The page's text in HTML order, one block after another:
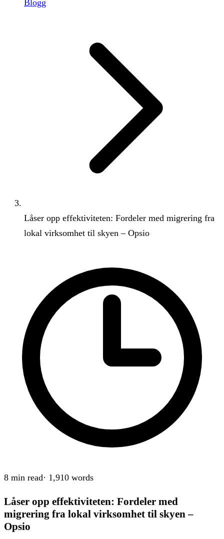
Blogg
Låser opp effektiviteten: Fordeler med migrering fra
lokal virksomhet til skyen – Opsio
8 min read· 1,910 words
Låser opp effektiviteten: Fordeler med
migrering fra lokal virksomhet til skyen –
Opsio